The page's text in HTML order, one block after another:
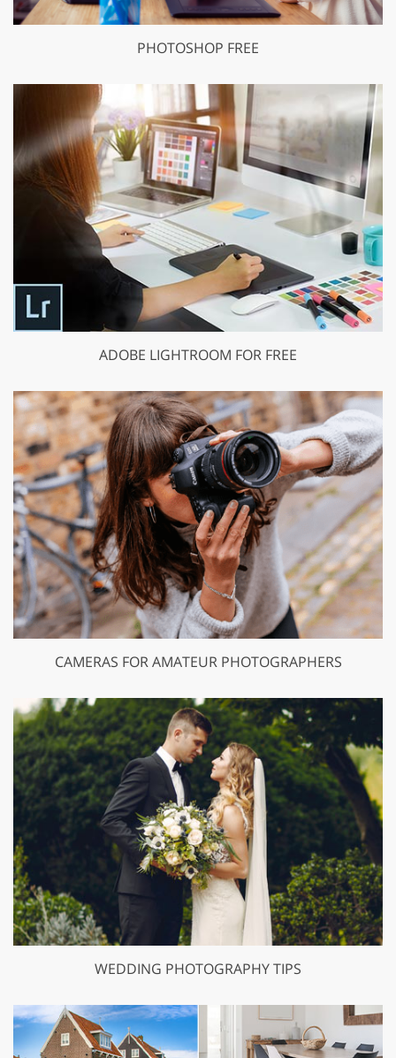
PHOTOSHOP FREE
ADOBE LIGHTROOM FOR FREE
CAMERAS FOR AMATEUR PHOTOGRAPHERS
WEDDING PHOTOGRAPHY TIPS